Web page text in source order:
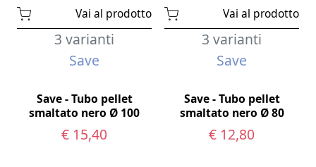
Vai al prodotto
3 varianti
Save
Save - Tubo pellet
smaltato nero Ø 100
€ 15,40
Vai al prodotto
3 varianti
Save
Save - Tubo pellet
smaltato nero Ø 80
€ 12,80